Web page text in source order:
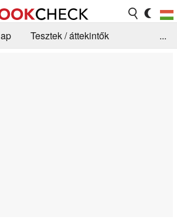
Tesztek / áttekintők
...